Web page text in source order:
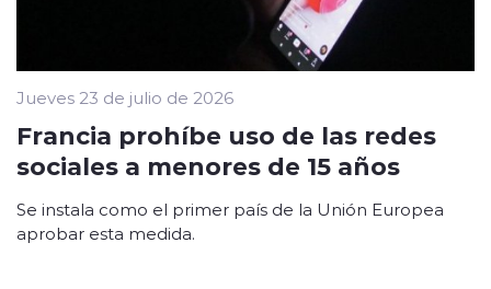
Jueves 23 de julio de 2026
Francia prohíbe uso de las redes
sociales a menores de 15 años
Se instala como el primer país de la Unión Europea
aprobar esta medida.